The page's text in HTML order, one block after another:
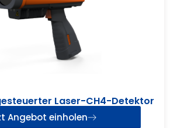
Laser-CH4-Detektor
Angebot einholen